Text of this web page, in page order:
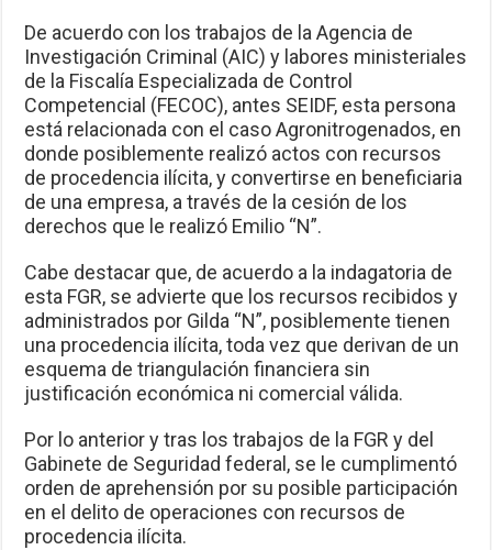
De acuerdo con los trabajos de la Agencia de
Investigación Criminal (AIC) y labores ministeriales
de la Fiscalía Especializada de Control
Competencial (FECOC), antes SEIDF, esta persona
está relacionada con el caso Agronitrogenados, en
donde posiblemente realizó actos con recursos
de procedencia ilícita, y convertirse en beneficiaria
de una empresa, a través de la cesión de los
derechos que le realizó Emilio “N”.
Cabe destacar que, de acuerdo a la indagatoria de
esta FGR, se advierte que los recursos recibidos y
administrados por Gilda “N”, posiblemente tienen
una procedencia ilícita, toda vez que derivan de un
esquema de triangulación financiera sin
justificación económica ni comercial válida.
Por lo anterior y tras los trabajos de la FGR y del
Gabinete de Seguridad federal, se le cumplimentó
orden de aprehensión por su posible participación
en el delito de operaciones con recursos de
procedencia ilícita.